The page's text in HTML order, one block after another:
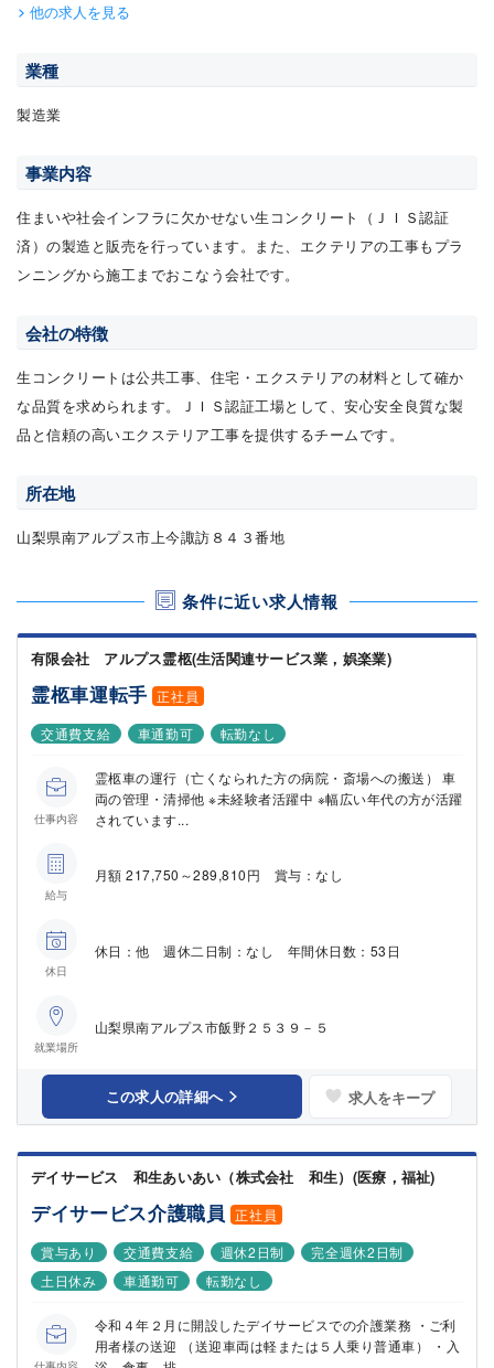
他の求人を見る
業種
製造業
事業内容
住まいや社会インフラに欠かせない生コンクリート（ＪＩＳ認証
済）の製造と販売を行っています。また、エクテリアの工事もプラ
ンニングから施工までおこなう会社です。
会社の特徴
生コンクリートは公共工事、住宅・エクステリアの材料として確か
な品質を求められます。ＪＩＳ認証工場として、安心安全良質な製
品と信頼の高いエクステリア工事を提供するチームです。
所在地
山梨県南アルプス市上今諏訪８４３番地
条件に近い求人情報
有限会社 アルプス霊柩(生活関連サービス業，娯楽業)
霊柩車運転手 正社員
交通費支給
車通勤可 転勤なし
仕事内容
霊柩車の運行（亡くなられた方の病院・斎場への搬送） 車
両の管理・清掃他 ※未経験者活躍中 ※幅広い年代の方が活躍
されています...
給与
月額 217,750～289,810円 賞与：なし
休日
休日：他 週休二日制：なし 年間休日数：53日
就業場所
山梨県南アルプス市飯野２５３９－５
この求人の詳細へ 求人をキープ
デイサービス 和生あいあい（株式会社 和生）(医療，福祉)
デイサービス介護職員 正社員
賞与あり
交通費支給 週休2日制
完全週休2日制
土日休み
車通勤可 転勤なし
令和４年２月に開設したデイサービスでの介護業務 ・ご利
用者様の送迎 （送迎車両は軽または５人乗り普通車） ・入